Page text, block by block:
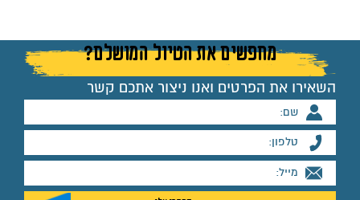
מחפשים את הטיול המושלם?
השאירו את הפרטים ואנו ניצור אתכם קשר